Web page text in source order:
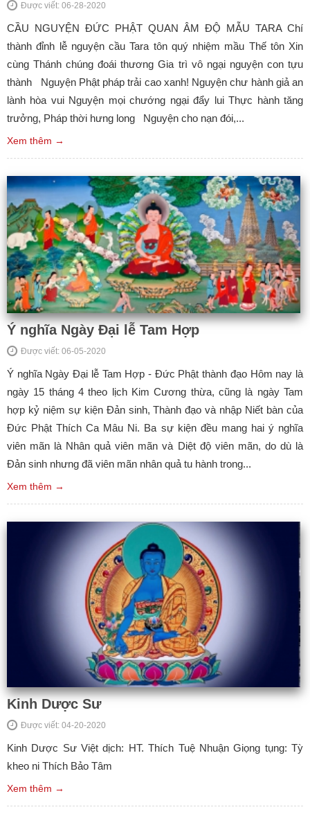
Được viết: 06-28-2020
CẦU NGUYỆN ĐỨC PHẬT QUAN ÂM ĐỘ MẪU TARA Chí
thành đỉnh lễ nguyện cầu Tara tôn quý nhiệm mầu Thế tôn Xin
cùng Thánh chúng đoái thương Gia trì vô ngại nguyện con tựu
thành Nguyện Phật pháp trải cao xanh! Nguyện chư hành giả an
lành hòa vui Nguyện mọi chướng ngại đẩy lui Thực hành tăng
trưởng, Pháp thời hưng long Nguyện cho nạn đói,...
Xem thêm →
Ý nghĩa Ngày Đại lễ Tam Hợp
Được viết: 06-05-2020
Ý nghĩa Ngày Đại lễ Tam Hợp - Đức Phật thành đạo Hôm nay là
ngày 15 tháng 4 theo lịch Kim Cương thừa, cũng là ngày Tam
hợp kỷ niệm sự kiện Đản sinh, Thành đạo và nhập Niết bàn của
Đức Phật Thích Ca Mâu Ni. Ba sự kiện đều mang hai ý nghĩa
viên mãn là Nhân quả viên mãn và Diệt độ viên mãn, do dù là
Đản sinh nhưng đã viên mãn nhân quả tu hành trong...
Xem thêm →
Kinh Dược Sư
Được viết: 04-20-2020
Kinh Dược Sư Việt dịch: HT. Thích Tuệ Nhuận Giọng tụng: Tỳ
kheo ni Thích Bảo Tâm
Xem thêm →